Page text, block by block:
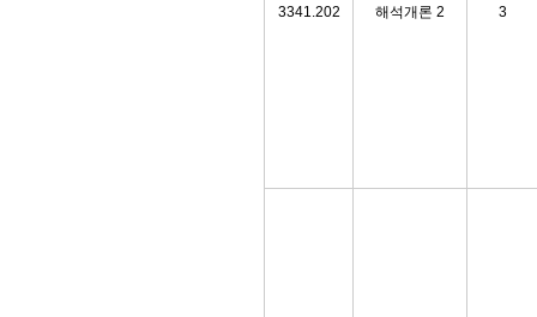
3341.202 해석개론 2 3